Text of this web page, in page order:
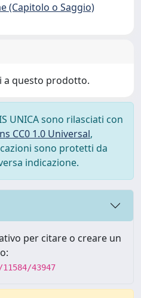
(Capitolo o Saggio)
a questo prodotto.
UNICA sono rilasciati con
CC0 1.0 Universal,
sono protetti da
indicazione.
per citare o creare un
43947